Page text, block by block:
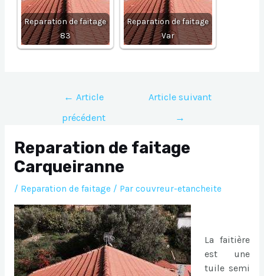
Reparation de faitage
83
Reparation de faitage
Var
Navigation
l’article
← Article
précédent
Article suivant
→
Reparation de faitage
Carqueiranne
/ Reparation de faitage/ Par couvreur-etancheite
La faitière
est une
tuile semi